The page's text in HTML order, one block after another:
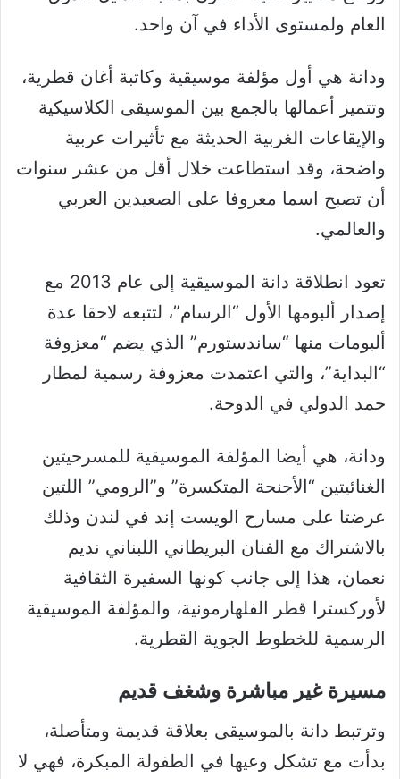
العام ولمستوى الأداء في آن واحد.
ودانة هي أول مؤلفة موسيقية وكاتبة أغان قطرية،
وتتميز أعمالها بالجمع بين الموسيقى الكلاسيكية
والإيقاعات الغربية الحديثة مع تأثيرات عربية
واضحة، وقد استطاعت خلال أقل من عشر سنوات
أن تصبح اسما معروفا على الصعيدين العربي
والعالمي.
تعود انطلاقة دانة الموسيقية إلى عام 2013 مع
إصدار ألبومها الأول “الرسام”، لتتبعه لاحقا عدة
ألبومات منها “ساندستورم” الذي يضم “معزوفة
“البداية”، والتي اعتمدت معزوفة رسمية لمطار
حمد الدولي في الدوحة.
ودانة، هي أيضا المؤلفة الموسيقية للمسرحيتين
الغنائيتين “الأجنحة المتكسرة” و”الرومي” اللتين
عرضتا على مسارح الويست إند في لندن وذلك
بالاشتراك مع الفنان البريطاني اللبناني نديم
نعمان، هذا إلى جانب كونها السفيرة الثقافية
لأوركسترا قطر الفلهارمونية، والمؤلفة الموسيقية
الرسمية للخطوط الجوية القطرية.
مسيرة غير مباشرة وشغف قديم
وترتبط دانة بالموسيقى بعلاقة قديمة ومتأصلة،
بدأت مع تشكل وعيها في الطفولة المبكرة، فهي لا